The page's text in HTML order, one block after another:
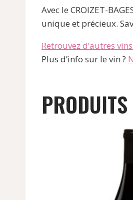
Avec le CROIZET-
unique et précieux.
Retrouvez d’autres
Plus d’info sur le vin ?